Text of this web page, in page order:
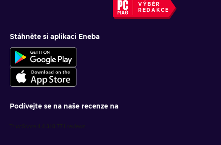
VÝBĚR
REDAKCE
Stáhněte si aplikaci Eneba
Podívejte se na naše recenze na